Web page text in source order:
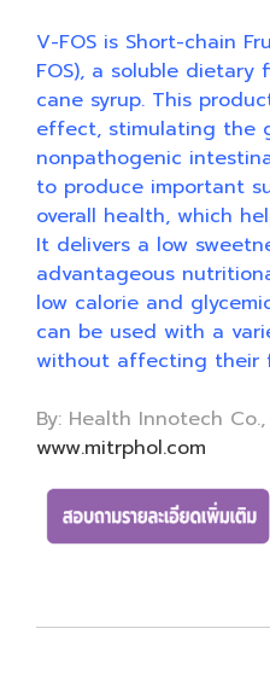
V-FOS is Short-chain
FOS), a soluble
cane syrup. This
effect, stimulating the
nonpathogenic
to produce important
overall health, which
It delivers a low
advantageous
low calorie and
can be used with a
without affecting their
By: Health Innotech
www.mitrphol.com